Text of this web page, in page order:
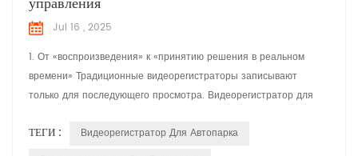
Jul 16 , 2025
1. От «воспроизведения» к «принятию решения в реальном
времени» Традиционные видеорегистраторы записывают
только для последующего просмотра. Видеорегистратор для
оповещения ИИ и облачного управления в единый поток
ТЕГИ :
Видеорегистратор Для Автопарка